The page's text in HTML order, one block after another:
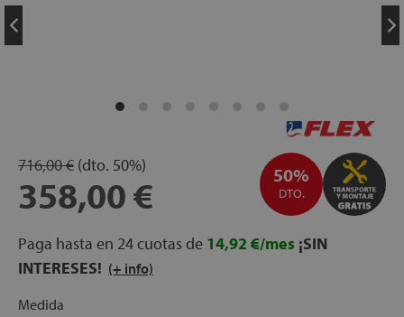
50%
DTO.
716,00 € (dto. 50%)
358,00 €
Paga hasta en 24 cuotas de 14,92 €/mes ¡SIN
INTERESES! (+ info)
Medida